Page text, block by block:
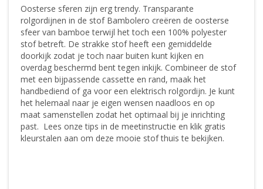
Oosterse sferen zijn erg trendy. Transparante
rolgordijnen in de stof Bambolero creëren de oosterse
sfeer van bamboe terwijl het toch een 100% polyester
stof betreft. De strakke stof heeft een gemiddelde
doorkijk zodat je toch naar buiten kunt kijken en
overdag beschermd bent tegen inkijk. Combineer de stof
met een bijpassende cassette en rand, maak het
handbediend of ga voor een elektrisch rolgordijn. Je kunt
het helemaal naar je eigen wensen naadloos en op
maat samenstellen zodat het optimaal bij je inrichting
past. Lees onze tips in de meetinstructie en klik gratis
kleurstalen aan om deze mooie stof thuis te bekijken.